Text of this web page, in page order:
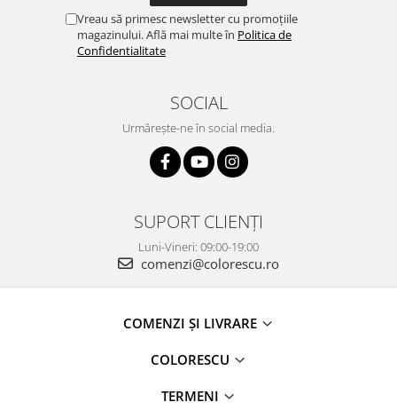
Vreau să primesc newsletter cu promoțiile
magazinului. Află mai multe în Politica de
Confidentialitate
SOCIAL
Urmărește-ne în social media.
SUPORT CLIENȚI
Luni-Vineri: 09:00-19:00
comenzi@colorescu.ro
COMENZI ȘI LIVRARE
COLORESCU
TERMENI